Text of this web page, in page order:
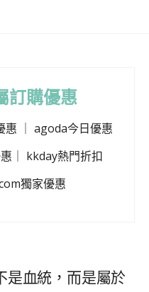
訂購優惠
惠
agoda今日優惠
kkday熱門折扣
獨家優惠
是血統，而是屬於